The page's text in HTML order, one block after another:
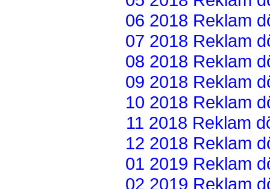
06 2018 Reklam
07 2018 Reklam
08 2018 Reklam
09 2018 Reklam
10 2018 Reklam
11 2018 Reklam
12 2018 Reklam
01 2019 Reklam
02 2019 Reklam